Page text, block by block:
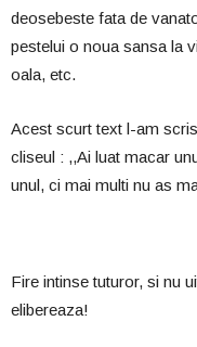
deosebeste fata de
pestelui o noua sansa la
oala, etc.
Acest scurt text l-am
cliseul : ,,Ai luat macar
unul, ci mai multi nu as
Fire intinse tuturor, si nu
elibereaza!